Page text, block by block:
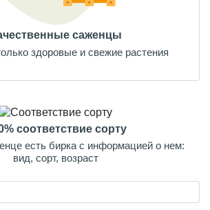
саженцы
здоровые и свежие растения
соответствие сорту
есть бирка с информацией о нем:
вид, сорт, возраст